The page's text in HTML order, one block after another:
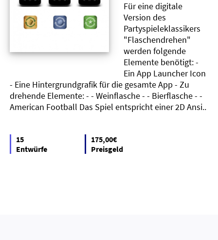
Für eine digitale
Version des
Partyspieleklassikers
"Flaschendrehen"
werden folgende
Elemente benötigt: -
Ein App Launcher Icon
- Eine Hintergrundgrafik für die gesamte App - Zu
drehende Elemente: - - Weinflasche - - Bierflasche - -
American Football Das Spiel entspricht einer 2D Ansi..
15
Entwürfe
175,00€
Preisgeld